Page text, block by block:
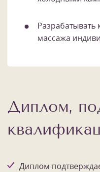
массажа
Диплом,
Диплом